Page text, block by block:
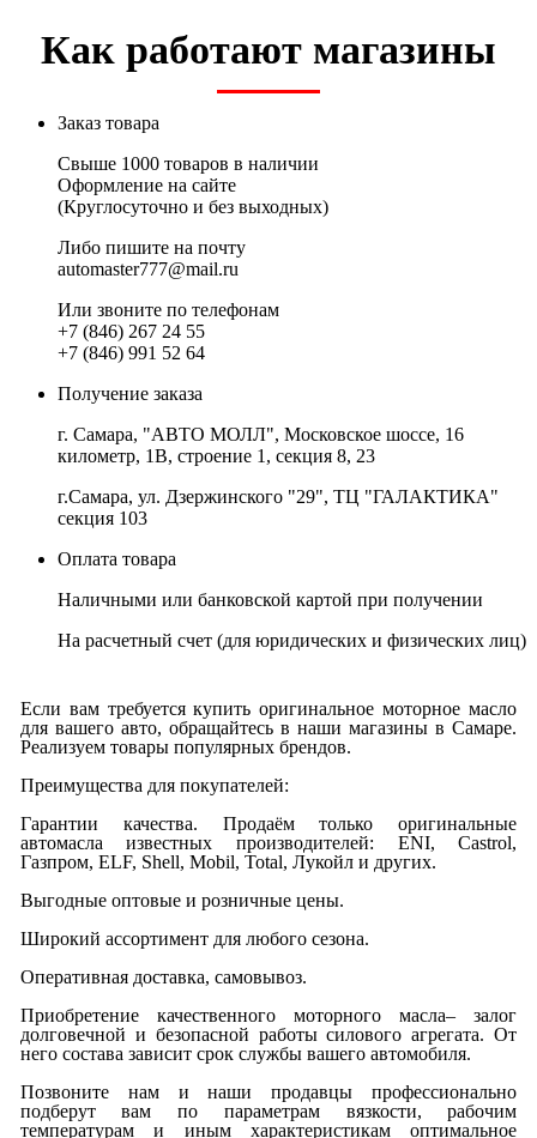
Как работают магазины
Заказ товара
Свыше 1000 товаров в наличии
Оформление на сайте
(Круглосуточно и без выходных)
Либо пишите на почту
automaster777@mail.ru
Или звоните по телефонам
+7 (846) 267 24 55
+7 (846) 991 52 64
Получение заказа
г. Самара, "АВТО МОЛЛ", Московское шоссе, 16
километр, 1В, строение 1, секция 8, 23
г.Самара, ул. Дзержинского "29", ТЦ "ГАЛАКТИКА"
секция 103
Оплата товара
Наличными или банковской картой при получении
На расчетный счет (для юридических и физических лиц)
Если вам требуется купить оригинальное моторное масло
для вашего авто, обращайтесь в наши магазины в Самаре.
Реализуем товары популярных брендов.
Преимущества для покупателей:
Гарантии качества. Продаём только оригинальные
автомасла известных производителей: ENI, Castrol,
Газпром, ELF, Shell, Mobil, Total, Лукойл и других.
Выгодные оптовые и розничные цены.
Широкий ассортимент для любого сезона.
Оперативная доставка, самовывоз.
Приобретение качественного моторного масла– залог
долговечной и безопасной работы силового агрегата. От
него состава зависит срок службы вашего автомобиля.
Позвоните нам и наши продавцы профессионально
подберут вам по параметрам вязкости, рабочим
температурам и иным характеристикам оптимальное